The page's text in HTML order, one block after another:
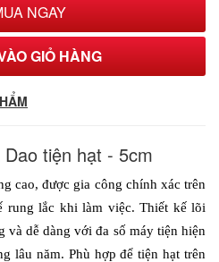
NGAY
GIỎ HÀNG
tiện hạt - 5cm
cao, được gia công chính xác trên
rung lắc khi làm việc. Thiết kế lõi
và dễ dàng với đa số máy tiện hiện
lâu năm. Phù hợp để tiện hạt trên